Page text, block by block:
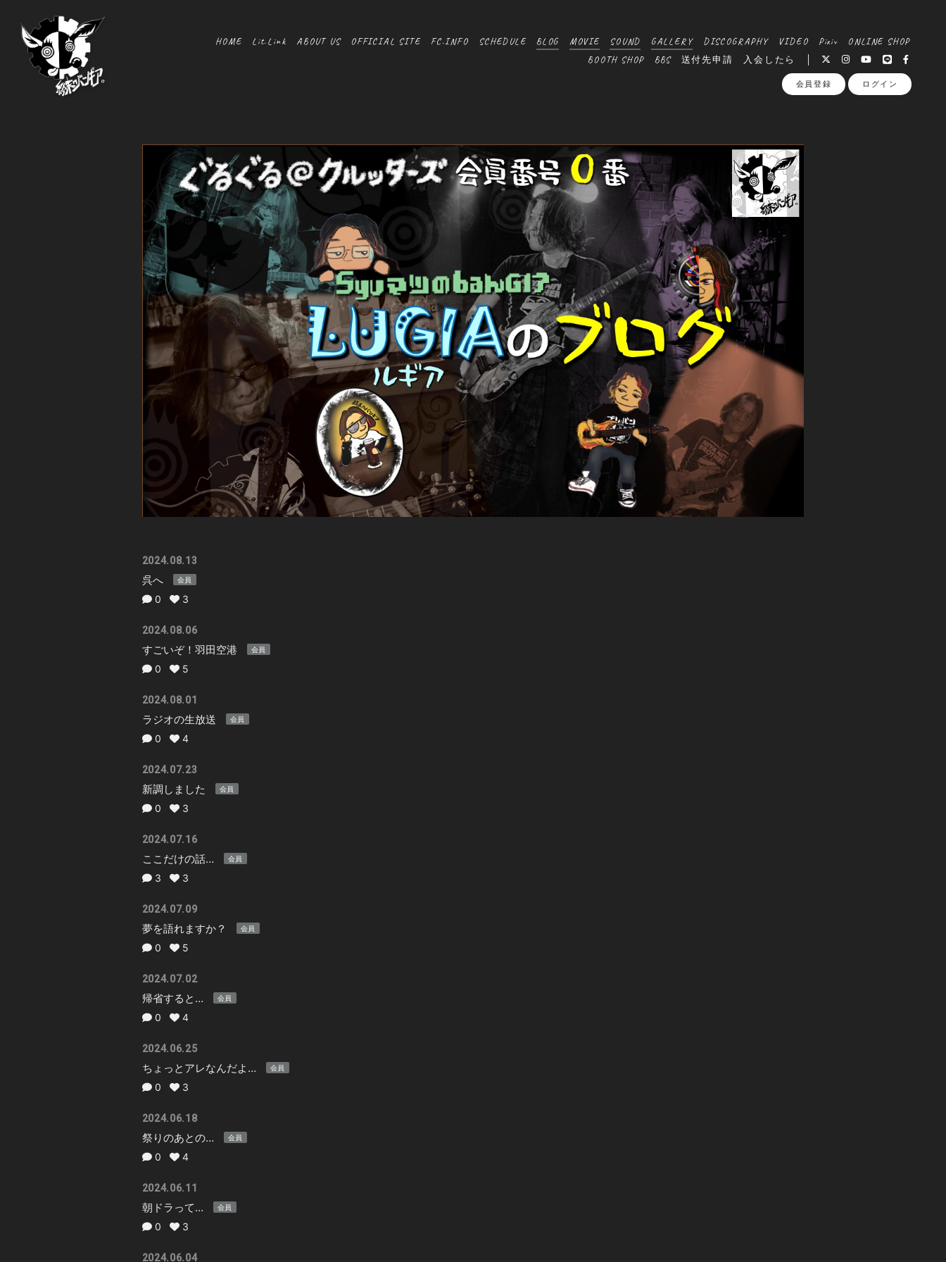
HOME Lit.Link ABOUT US OFFICIAL SITE FC.INFO SCHEDULE BLOG MOVIE SOUND GALLERY DISCOGRAPHY VIDEO Pixiv
ONLINE SHOP
BOOTH SHOP
BBS 送付先申請 入会したら
会員登録 ログイン
2024.08.13
呉へ 会員
0 3
2024.08.06
すごいぞ！羽田空港 会員
0 5
2024.08.01
ラジオの生放送 会員
0 4
2024.07.23
新調しました 会員
0 3
2024.07.16
ここだけの話… 会員
3 3
2024.07.09
夢を語れますか？ 会員
0 5
2024.07.02
帰省すると… 会員
0 4
2024.06.25
ちょっとアレなんだよ… 会員
0 3
2024.06.18
祭りのあとの… 会員
0 4
2024.06.11
朝ドラって… 会員
0 3
2024.06.04